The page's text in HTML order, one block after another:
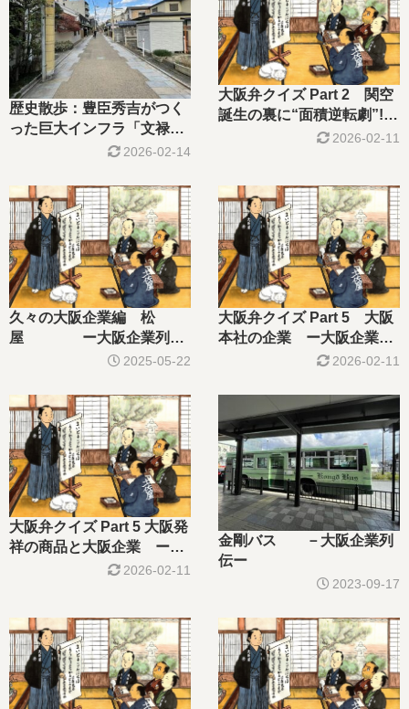
歴史散歩：豊臣秀吉がつく
った巨大インフラ「文禄
堤」 ー車で行こうー2026-02-14
大阪弁クイズ Part 2 関空
誕生の裏に“面積逆転劇”!?
大阪人が好きそうな都市伝
2026-02-11
久々の大阪企業編 松
屋 ー大阪企業列伝
2025-05-22
大阪弁クイズ Part 5 大阪
本社の企業 ー大阪企業列
2026-02-11
大阪弁クイズ Part 5 大阪発
祥の商品と大阪企業 ー大
2026-02-11
金剛バス －大阪企業列
伝ー
2023-09-17